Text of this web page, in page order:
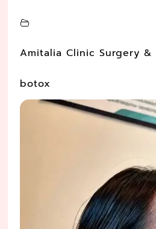
Amitalia Clinic Surgery
botox